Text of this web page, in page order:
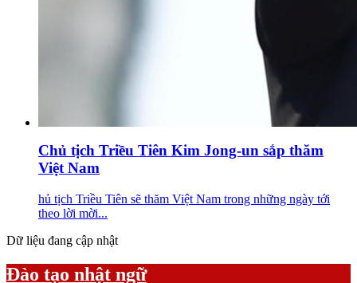
Chủ tịch Triều Tiên Kim Jong-un sắp thăm
Việt Nam
hủ tịch Triều Tiên sẽ thăm Việt Nam trong những ngày tới
theo lời mời...
Dữ liệu đang cập nhật
Đào tạo nhật ngữ